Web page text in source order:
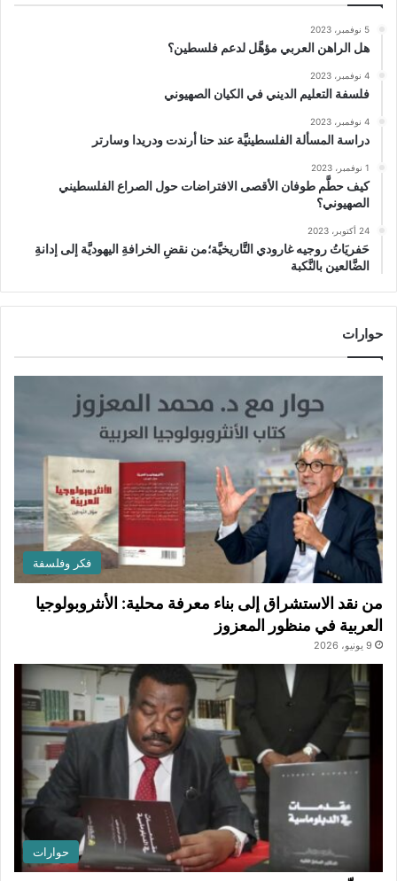
5 نوفمبر، 2023
هل الراهن العربي مؤهَّل لدعم فلسطين؟
4 نوفمبر، 2023
فلسفة التعليم الديني في الكيان الصهيوني
4 نوفمبر، 2023
دراسة المسألة الفلسطينيَّة عند حنا أرندت ودريدا وسارتر
1 نوفمبر، 2023
كيف حطَّم طوفان الأقصى الافتراضات حول الصراع الفلسطيني
الصهيوني؟
24 أكتوبر، 2023
حَفريَاتُ روجيه غارودي التَّاريخيَّة؛من نقضِ الخرافةِ اليهوديَّة إلى إدانةِ
الضَّالعين بالنَّكبة
حوارات
فكر وفلسفة
من نقد الاستشراق إلى بناء معرفة محلية: الأنثروبولوجيا
العربية في منظور المعزوز
9 يونيو، 2026
حوارات